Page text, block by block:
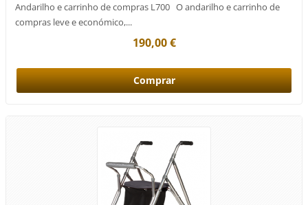
Andarilho e carrinho de compras L700 O andarilho e carrinho de
compras leve e económico,...
190,00 €